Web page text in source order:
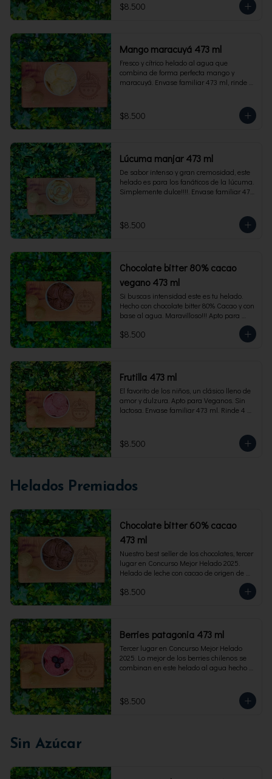
$8.500
Mango maracuyá 473 ml
Fresco y cítrico helado al agua que
combina de forma perfecta mango y
maracuyá. Envase familiar 473 ml, rinde 4
$8.500
Lúcuma manjar 473 ml
De sabor intenso y gran cremosidad, este
helado es para los fanáticos de la lúcuma.
Simplemente dulce!!!!. Envase familiar 473
$8.500
Chocolate bitter 80% cacao
vegano 473 ml
Si buscas intensidad este es tu helado.
Hecho con chocolate bitter 80% Cacao y con
base al agua. Maravilloso!!! Apto para
veganos. Envase familiar 473 ml, rinde 4
porciones
$8.500
Frutilla 473 ml
El favorito de los niños, un clásico lleno de
amor y dulzura. Apto para Veganos. Sin
lactosa. Envase familiar 473 ml. Rinde 4
$8.500
Helados Premiados
Chocolate bitter 60% cacao
473 ml
Nuestro best seller de los chocolates, tercer
lugar en Concurso Mejor Helado 2025.
Helado de leche con cacao de origen de
intensidad al 60%. Envase familiar 473 ml,
rinde 4  porciones.
$8.500
Berries patagonia 473 ml
Tercer lugar en Concurso Mejor Helado
2025. Lo mejor de los berries chilenos se
combinan en este helado al agua hecho
473 ml. Rinde 4 porciones.
$8.500
Sin Azúcar